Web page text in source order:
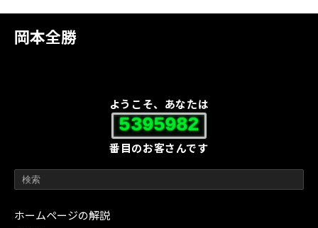
岡本全勝
ようこそ、あなたは
5395982
番目のお客さんです
ホームページの解説